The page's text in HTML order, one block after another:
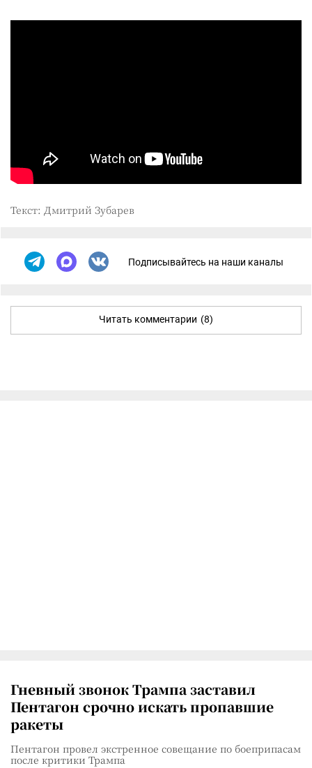
Текст: Дмитрий Зубарев
Подписывайтесь на наши каналы
Читать комментарии (8)
Гневный звонок Трампа заставил
Пентагон срочно искать пропавшие
ракеты
Пентагон провел экстренное совещание по боеприпасам
после критики Трампа